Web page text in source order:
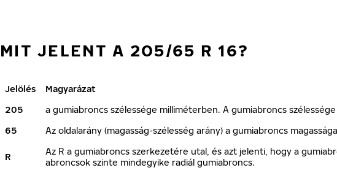
MIT JELENT A 205/65 R 16?
Jelölés
Magyarázat
205
a gumiabroncs szélessége milliméterben. A gumiabroncs
65
Az oldalarány (magasság-szélesség arány) a gumiabroncs
R
Az R a gumiabroncs szerkezetére utal, és azt jelenti, hogy a
abroncsok szinte mindegyike radiál gumiabroncs.